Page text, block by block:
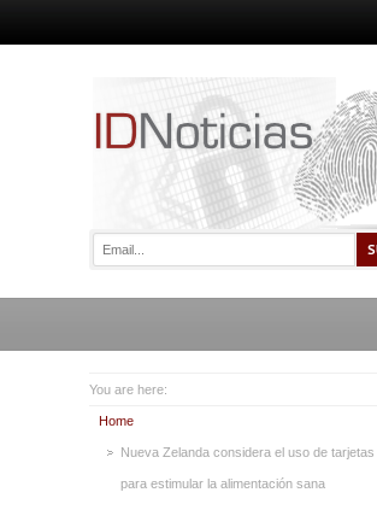
You are here:
Home
Nueva Zelanda considera el uso de tarjetas
para estimular la alimentación sana